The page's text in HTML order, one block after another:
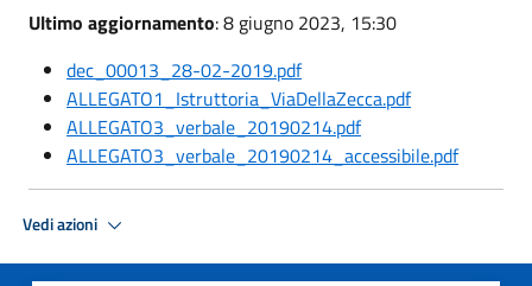
Ultimo aggiornamento: 8 giugno 2023, 15:30
dec_00013_28-02-2019.pdf
ALLEGATO1_Istruttoria_ViaDellaZecca.pdf
ALLEGATO3_verbale_20190214.pdf
ALLEGATO3_verbale_20190214_accessibile.pdf
Vedi azioni